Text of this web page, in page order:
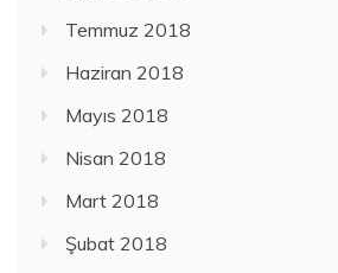
Temmuz 2018
Haziran 2018
Mayıs 2018
Nisan 2018
Mart 2018
Şubat 2018